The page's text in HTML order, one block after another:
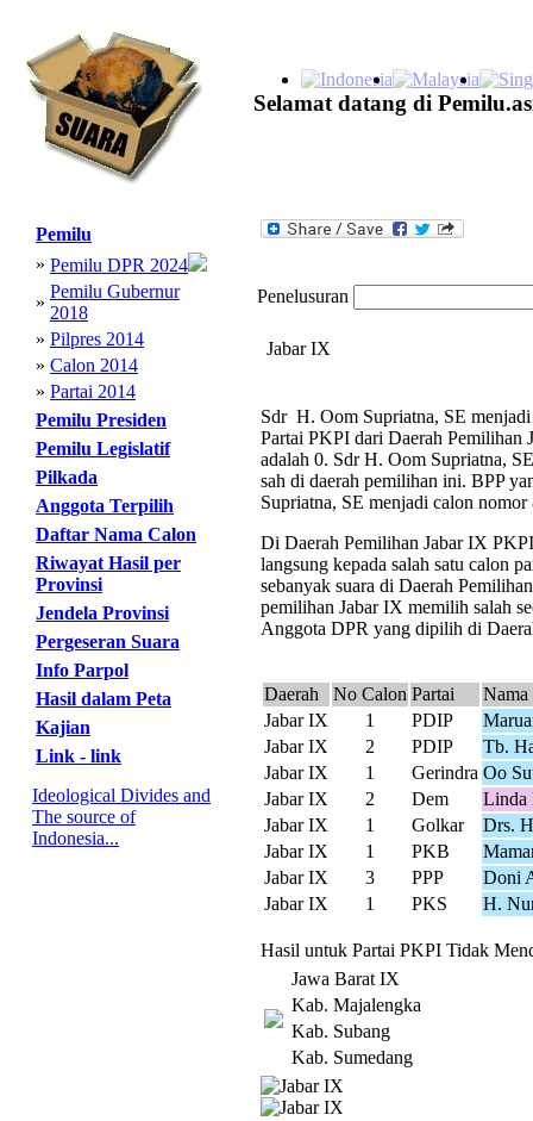
Selamat datang di
Pemilu
» Pemilu DPR 2024
»
Pemilu Gubernur
2018
» Pilpres 2014
» Calon 2014
» Partai 2014
Pemilu Presiden
Pemilu Legislatif
Pilkada
Anggota Terpilih
Daftar Nama Calon
Riwayat Hasil per
Provinsi
Jendela Provinsi
Pergeseran Suara
Info Parpol
Hasil dalam Peta
Kajian
Link - link
Ideological Divides and
The source of
Indonesia...
Penelusuran
Jabar IX
Sdr H. Oom Supriatna, SE
Partai PKPI dari Daerah Pemilihan
adalah 0. Sdr H. Oom Supriatna,
sah di daerah pemilihan ini. BPP
Supriatna, SE menjadi calon
Di Daerah Pemilihan Jabar IX
langsung kepada salah satu calon
sebanyak suara di Daerah
pemilihan Jabar IX memilih salah
Anggota DPR yang dipilih di
Daerah No Calon Partai
Nama
Jabar IX
1 PDIP
Jabar IX
2 PDIP
Tb.
Jabar IX
1 Gerindra Oo
Jabar IX
2 Dem
Linda
Jabar IX
1 Golkar
Drs.
Jabar IX
1 PKB
Jabar IX
3 PPP
Doni
Jabar IX
1 PKS H.
Hasil untuk Partai PKPI Tidak
Jawa Barat IX
Kab. Majalengka
Kab. Subang
Kab. Sumedang